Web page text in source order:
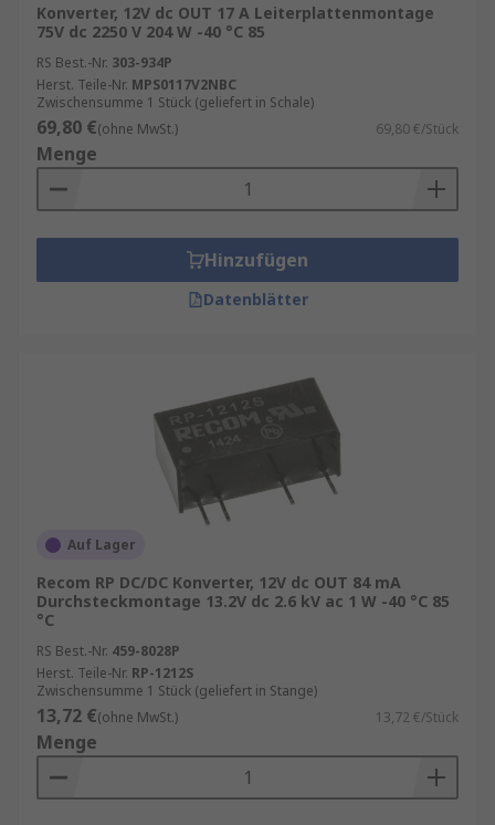
Konverter, 12V dc OUT 17 A Leiterplattenmontage
75V dc 2250 V 204 W -40 °C 85
RS Best.-Nr. 303-934P
Herst. Teile-Nr. MPS0117V2NBC
Zwischensumme 1 Stück (geliefert in Schale)
69,80 €(ohne MwSt.) 69,80 €/Stück
Menge
Hinzufügen
Datenblätter
Auf Lager
Recom RP DC/DC Konverter, 12V dc OUT 84 mA
Durchsteckmontage 13.2V dc 2.6 kV ac 1 W -40 °C 85
°C
RS Best.-Nr. 459-8028P
Herst. Teile-Nr. RP-1212S
Zwischensumme 1 Stück (geliefert in Stange)
13,72 €(ohne MwSt.) 13,72 €/Stück
Menge